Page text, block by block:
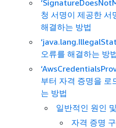
청 서명이 제공한 서
해결하는 방법
오류를 해결하는 방
부터 자격 증명을 로
는 방법
일반적인 원인
자격 증명